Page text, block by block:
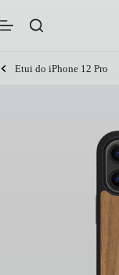
do
treści
Etui do iPhone 12 Pro